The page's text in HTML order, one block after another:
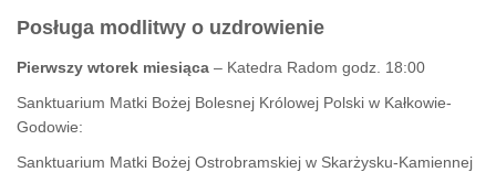
Posługa modlitwy o uzdrowienie
Pierwszy wtorek miesiąca – Katedra Radom godz. 18:00
Sanktuarium Matki Bożej Bolesnej Królowej Polski w Kałkowie-
Godowie:
Sanktuarium Matki Bożej Ostrobramskiej w Skarżysku-Kamiennej